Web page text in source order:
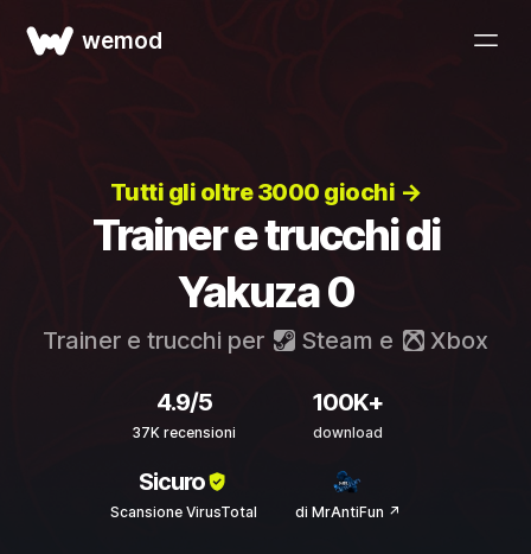
wemod
Tutti gli oltre 3000 giochi →
Trainer e trucchi di
Yakuza 0
Trainer e trucchi per Steam e Xbox
4.9/5
37K recensioni
100K+
download
Sicuro
Scansione VirusTotal di MrAntiFun ↗